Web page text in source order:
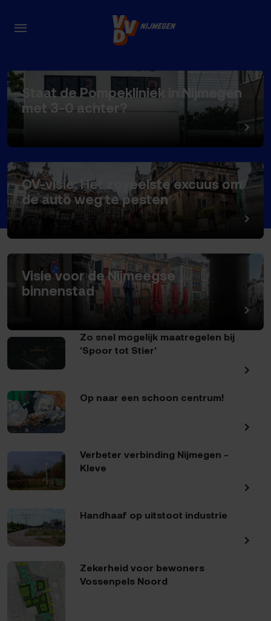
Thema's
Staat de Pompekliniek in Nijmegen
met 3-0 achter?
OV-visie: Het zoveelste excuus om
de auto weg te pesten
Visie voor de Nijmeegse
binnenstad
Zo snel mogelijk maatregelen bij
'Spoor tot Stier'
Op naar een schoon centrum!
Verbeter verbinding Nijmegen -
Kleve
Handhaaf op uitstoot industrie
Zekerheid voor bewoners
Vossenpels Noord